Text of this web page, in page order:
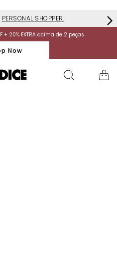
PERSONAL SHOPPER.
+ 20% EXTRA acima de 2 peças
Now